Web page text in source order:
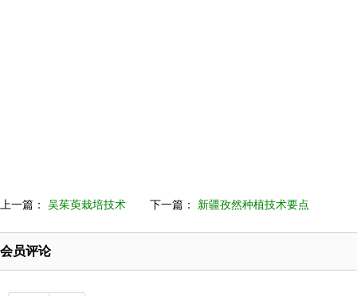
上一篇： 吴茱萸栽培技术 下一篇： 新疆孜然种植技术要点
会员评论